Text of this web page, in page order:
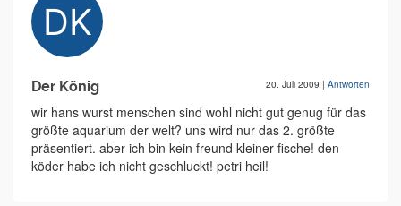
Der König 20. Juli 2009 | Antworten
wir hans wurst menschen sind wohl nicht gut genug für das
größte aquarium der welt? uns wird nur das 2. größte
präsentiert. aber ich bin kein freund kleiner fische! den
köder habe ich nicht geschluckt! petri heil!